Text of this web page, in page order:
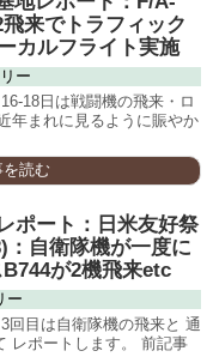
来でトラフィック
カルフライト実施
ー
18日は戦闘機の飛来・ロ
年まれに見るように賑やか
読む
ポート：日米友好祭
：自衛隊機が一度に
が2機飛来etc
ー
回目は自衛隊機の飛来と 通
レポートします。 前記事